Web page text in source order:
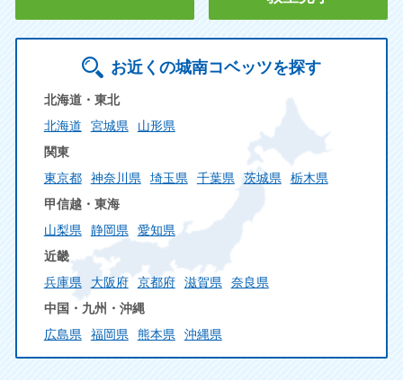
お近くの城南コベッツを探す
北海道・東北
北海道
宮城県
山形県
関東
東京都
神奈川県 埼玉県 千葉県 茨城県
栃木県
甲信越・東海
山梨県
静岡県
愛知県
近畿
兵庫県
大阪府 京都府 滋賀県
奈良県
中国・九州・沖縄
広島県
福岡県 熊本県 沖縄県